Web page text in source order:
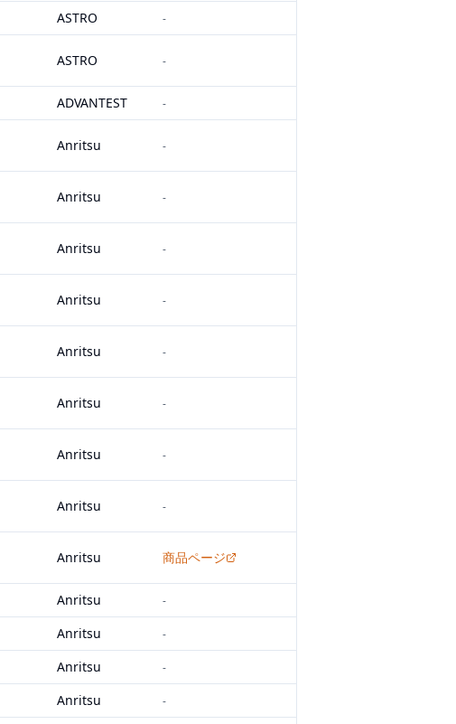
ASTRO -
ASTRO -
ADVANTEST -
Anritsu -
Anritsu -
Anritsu -
Anritsu -
Anritsu -
Anritsu -
Anritsu -
Anritsu -
Anritsu 商品ページ
Anritsu -
Anritsu -
Anritsu -
Anritsu -